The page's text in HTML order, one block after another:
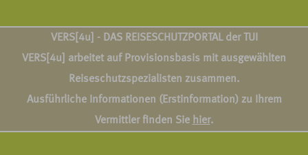
VERS[4u] - DAS REISESCHUTZPORTAL der TUI
VERS[4u] arbeitet auf Provisionsbasis mit ausgewählten
Reiseschutzspezialisten zusammen.
Ausführliche Informationen (Erstinformation) zu Ihrem
Vermittler finden Sie hier.